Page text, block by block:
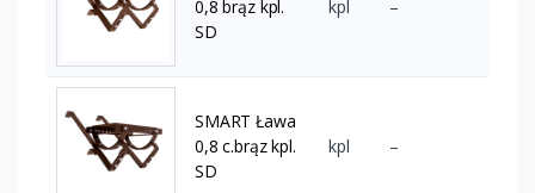
0,8 brąz kpl.
SD
kpl –
SMART Ława
0,8 c.brąz kpl.
SD
kpl –